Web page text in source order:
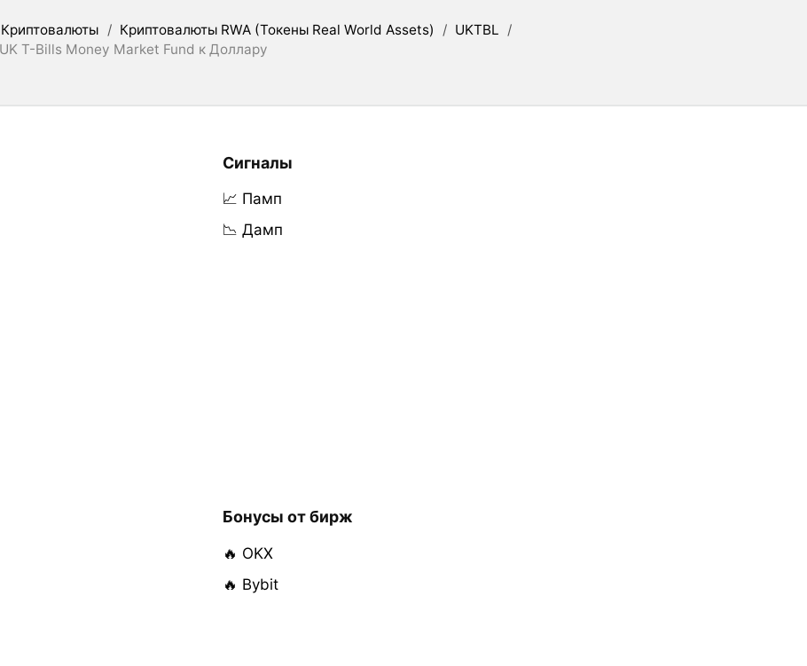
Криптовалюты / Криптовалюты RWA (Токены Real World Assets) / UKTBL /
T-Bills Money Market Fund к Доллару
Сигналы
📈 Памп
📉 Дамп
Бонусы от бирж
🔥 OKX
🔥 Bybit